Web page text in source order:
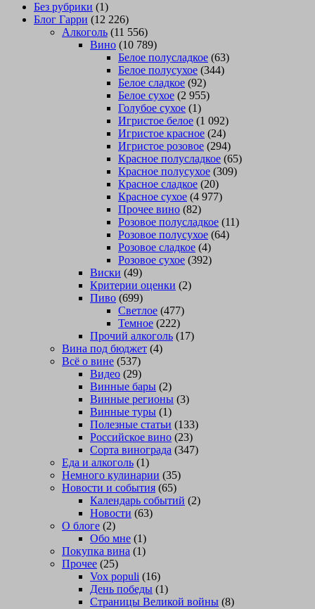
Без рубрики (1)
Блог Гарри (12 226)
Алкоголь (11 556)
Вино (10 789)
Белое полусладкое (63)
Белое полусухое (344)
Белое сладкое (92)
Белое сухое (2 955)
Голубое сухое (1)
Игристое белое (1 092)
Игристое красное (24)
Игристое розовое (294)
Красное полусладкое (65)
Красное полусухое (309)
Красное сладкое (20)
Красное сухое (4 977)
Прочее вино (82)
Розовое полусладкое (11)
Розовое полусухое (64)
Розовое сладкое (4)
Розовое сухое (392)
Виски (49)
Критерии оценки (2)
Пиво (699)
Светлое (477)
Темное (222)
Прочий алкоголь (17)
Вина под бюджет (4)
Всё о вине (537)
Видео (29)
Винные бары (2)
Винные регионы (3)
Винные туры (1)
Полезные статьи (133)
Российское вино (23)
Сорта винограда (347)
Еда и алкоголь (1)
Немного кулинарии (35)
Новости и события (65)
Календарь событий (2)
Новости (63)
О блоге (2)
Обо мне (1)
Покупка вина (1)
Прочее (25)
Vox populi (16)
День победы (1)
Страницы Великой войны (8)